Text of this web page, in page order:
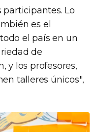
Lo
es el
el país en un
de
y los profesores,
talleres únicos",